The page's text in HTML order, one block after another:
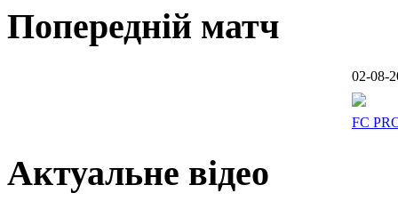
Попередній матч
02-08-
FC
Актуальне відео